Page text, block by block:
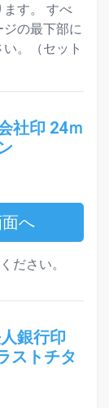
す。 すべ
の最下部に
。（セット
社印 24ｍ
へ
ださい。
銀行印
ストチタ